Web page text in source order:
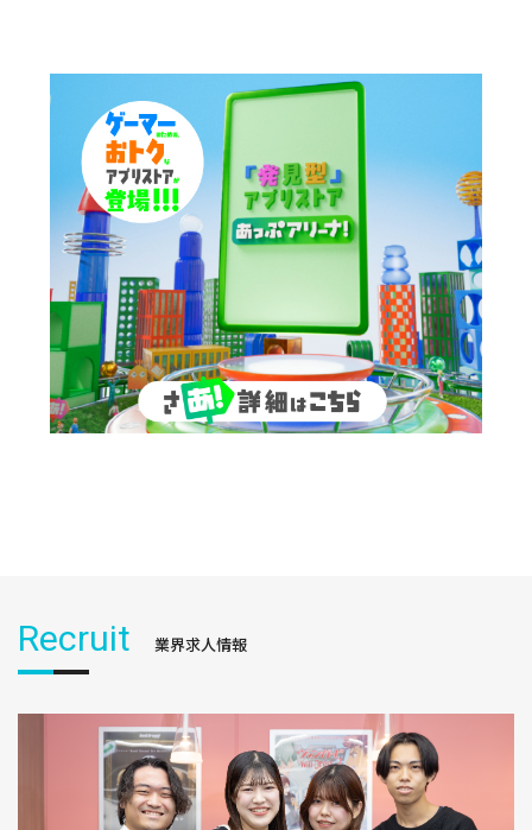
Recruit 業界求人情報